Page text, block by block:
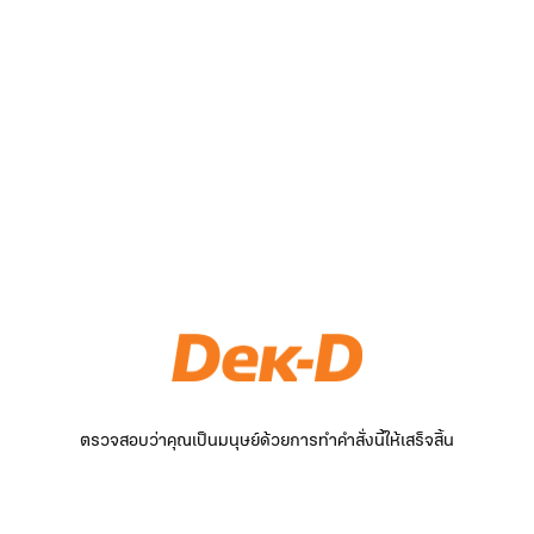
ตรวจสอบว่าคุณเป็นมนุษย์ด้วยการทำคำสั่งนี้ให้เสร็จสิ้น